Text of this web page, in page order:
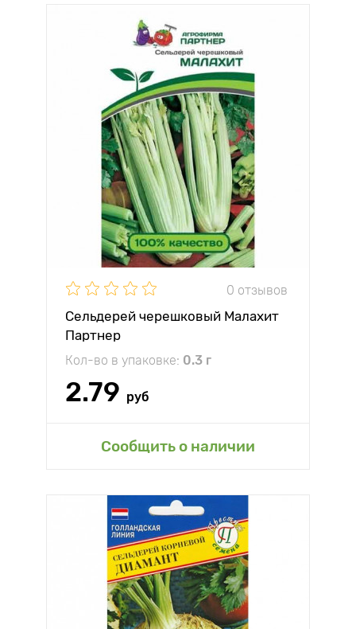
0 отзывов
Сельдерей черешковый Малахит
Партнер
Кол-во в упаковке: 0.3 г
2.79 руб
Сообщить о наличии